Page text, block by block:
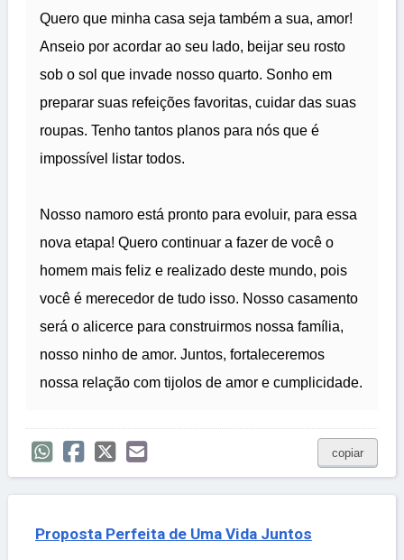
Quero que minha casa seja também a sua, amor!
Anseio por acordar ao seu lado, beijar seu rosto
sob o sol que invade nosso quarto. Sonho em
preparar suas refeições favoritas, cuidar das suas
roupas. Tenho tantos planos para nós que é
impossível listar todos.
Nosso namoro está pronto para evoluir, para essa
nova etapa! Quero continuar a fazer de você o
homem mais feliz e realizado deste mundo, pois
você é merecedor de tudo isso. Nosso casamento
será o alicerce para construirmos nossa família,
nosso ninho de amor. Juntos, fortaleceremos
nossa relação com tijolos de amor e cumplicidade.
copiar
Proposta Perfeita de Uma Vida Juntos